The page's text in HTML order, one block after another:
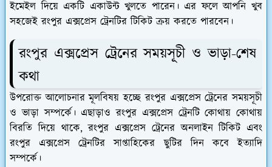
ইমেইল দিয়ে একটি একাউন্ট খুলতে পারেন। এর ফলে আপনি খুব
সহজেই রংপুর এক্সপ্রেস ট্রেনটির টিকিট ক্রয় করতে পারবেন।
রংপুর এক্সপ্রেস ট্রেনের সময়সূচী ও ভাড়া-শেষ
কথা
উপরোক্ত আলোচনার মূলবিষয় হচ্ছে রংপুর এক্সপ্রেস ট্রেনের সময়সূচী
ও ভাড়া সম্পর্কে। এছাড়াও রংপুর এক্সপ্রেস ট্রেনটি কোথায় কোথায়
বিরতি দিয়ে থাকে, রংপুর এক্সপ্রেস ট্রেনের অনলাইন টিকিট এবং
রংপুর এক্সপ্রেস ট্রেনটির সাপ্তাহিকের ছুটির দিন কবে ইত্যাদি
সম্পর্কে।